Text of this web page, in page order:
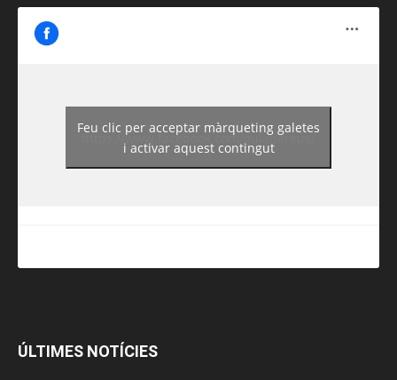
https://www.facebook.com/guiadereus/
Feu clic per acceptar màrqueting galetes
i activar aquest contingut
ÚLTIMES NOTÍCIES